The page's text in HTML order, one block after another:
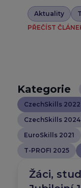
Aktuality
PŘEČÍST
Kategorie
CzechSkills 2022
CzechSkills 2024
EuroSkills 2021
T-PROFI 2025
Žáci,